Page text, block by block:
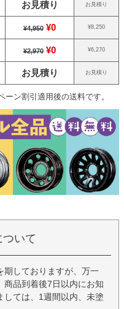
お見積り お見積り
¥4,950 ¥0 ¥8,250
¥2,970 ¥0 ¥6,270
お見積り お見積り
ン割引適用後の送料です。
いて
期しておりますが、万一
商品到着後7日以内にお知
しては、1週間以内、未塗